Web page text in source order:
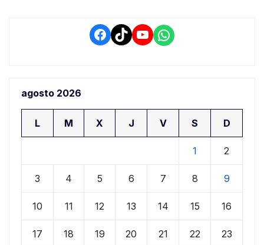
Facebook
TikTokYouTube
WhatsApp
agosto 2026
L M X J V S D
1 2
3 4 5 6 7 8 9
10 11 12 13 14 15 16
17 18 19 20 21 22 23